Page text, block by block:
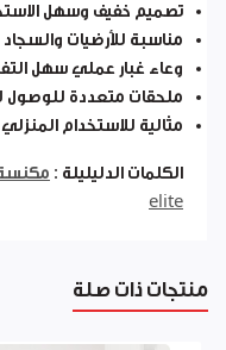
تصميم خفيف وسهل
مناسبة للأرضيات
وعاء غبار عملي سهل
ملحقات متعددة للوصول
مثالية للاستخدام
الكلمات الدليليلة :
elite
منتجات ذات صلة